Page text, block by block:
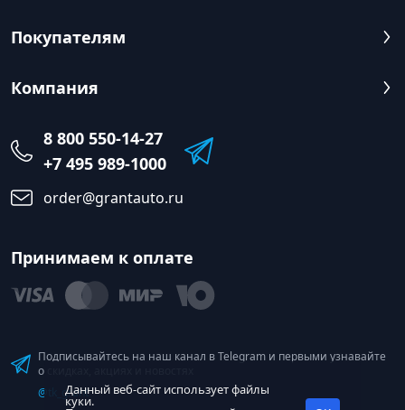
Покупателям
Компания
8 800 550-14-27
+7 495 989-1000
order@grantauto.ru
Принимаем к оплате
Подписывайтесь на наш канал в Telegram и первыми узнавайте
о скидках, акциях и новостях
@tk_grantДанный веб-сайт использует файлы
куки.